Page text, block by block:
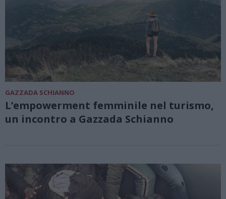
GAZZADA SCHIANNO
L’empowerment femminile nel turismo,
un incontro a Gazzada Schianno